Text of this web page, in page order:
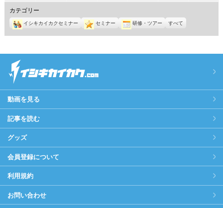
年
11
月
29
11
月
30
12
月
1
12
月
2
12
月
3
12
月
4
5
カテゴリー
イシキカイカクセミナー セミナー 研修・ツアー すべて
動画を見る
記事を読む
グッズ
会員登録について
利用規約
お問い合わせ